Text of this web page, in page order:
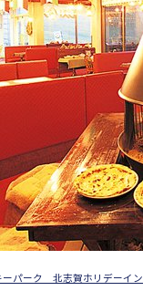
ーパーク 北志賀ホリデーイン